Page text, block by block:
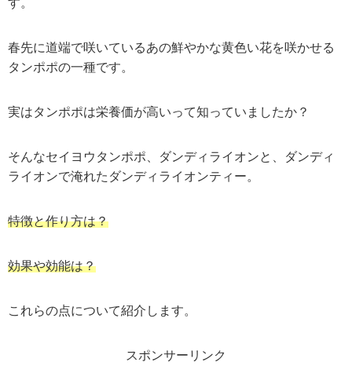
す。
春先に道端で咲いているあの鮮やかな黄色い花を咲かせる
タンポポの一種です。
実はタンポポは栄養価が高いって知っていましたか？
そんなセイヨウタンポポ、ダンディライオンと、ダンディ
ライオンで淹れたダンディライオンティー。
特徴と作り方は？
効果や効能は？
これらの点について紹介します。
スポンサーリンク